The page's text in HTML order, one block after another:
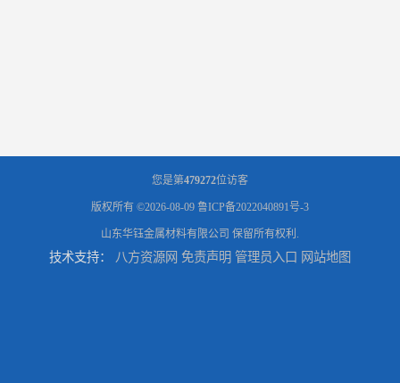
您是第479272位访客
版权所有 ©2026-08-09 鲁ICP备2022040891号-3
山东华钰金属材料有限公司 保留所有权利.
技术支持： 八方资源网 免责声明 管理员入口 网站地图